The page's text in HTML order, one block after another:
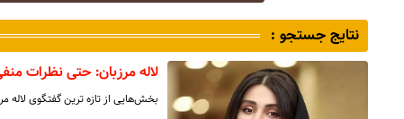
نتایج جستجو :
لاله مرزبان: حتی نظرات
بخش‌هایی از تازه ترین گفتگوی لاله